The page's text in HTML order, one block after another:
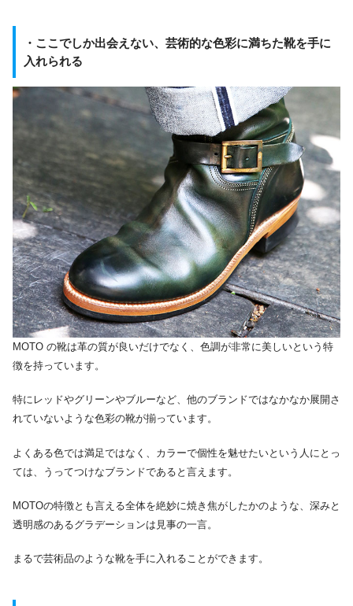
・ここでしか出会えない、芸術的な色彩に満ちた靴を手に
入れられる
MOTO の靴は革の質が良いだけでなく、色調が非常に美しいという特
徴を持っています。
特にレッドやグリーンやブルーなど、他のブランドではなかなか展開さ
れていないような色彩の靴が揃っています。
よくある色では満足ではなく、カラーで個性を魅せたいという人にとっ
ては、うってつけなブランドであると言えます。
MOTOの特徴とも言える全体を絶妙に焼き焦がしたかのような、深みと
透明感のあるグラデーションは見事の一言。
まるで芸術品のような靴を手に入れることができます。